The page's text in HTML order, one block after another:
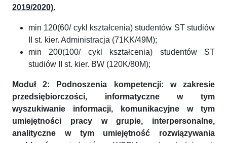
2019/2020).
min 120(60/ cykl kształcenia) studentów ST studiów
II st. kier. Administracja (71KK/49M);
min 200(100/ cykl kształcenia) studentów ST
studiów II st. kier. BW (120K/80M);
Moduł 2: Podnoszenia kompetencji: w zakresie
przedsiębiorczości, informatyczne w tym
wyszukiwanie informacji, komunikacyjne w tym
umiejętności pracy w grupie, interpersonalne,
analityczne w tym umiejętność rozwiązywania